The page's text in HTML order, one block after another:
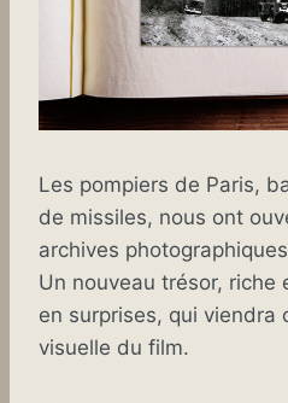
Les pompiers de Paris,
de missiles, nous ont
archives
Un nouveau trésor, riche
en surprises, qui viendra
visuelle du film.